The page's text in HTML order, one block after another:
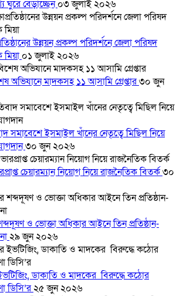
ঘুরে বেড়াচ্ছেন০৩ জুলাই ২০২৬
উন্নয়ন প্রকল্প পরিদর্শনে জেলা পরিষদ
মিয়া ০১ জুলাই ২০২৬
অভিযানে মাদকসহ ১১ আসামি গ্রেপ্তার৩০ জুন
সমাবেশে ইসমাইল খাঁনের নেতৃত্বে মিছিল নিয়ে
৩০ জুন ২০২৬
চেয়ারম্যান নিয়োগ নিয়ে রাজনৈতিক বিতর্ক৩০
ও ভোক্তা অধিকার আইনে তিন প্রতিষ্ঠান-
২৯ জুন ২০২৬
ডাকাতি ও মাদকের বিরুদ্ধে কঠোর
ডিসি’র২৫ জুন ২০২৬